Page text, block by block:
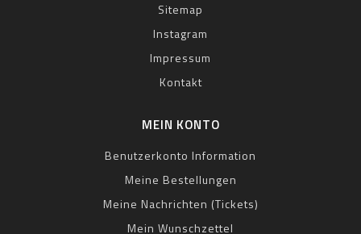
Sitemap
Instagram
Impressum
Kontakt
MEIN KONTO
Benutzerkonto Information
Meine Bestellungen
Meine Nachrichten (Tickets)
Mein Wunschzettel